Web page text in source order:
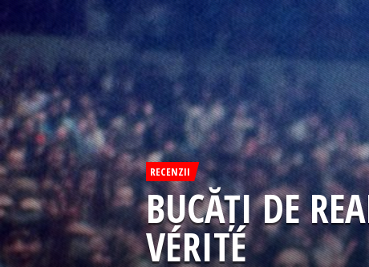
RECENZII
BUCĂȚI DE
VÉRITÉ